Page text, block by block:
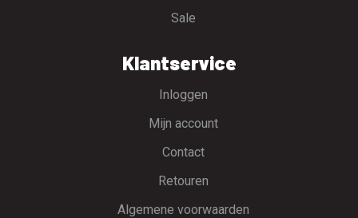
Sale
Klantservice
Inloggen
Mijn account
Contact
Retouren
Algemene voorwaarden